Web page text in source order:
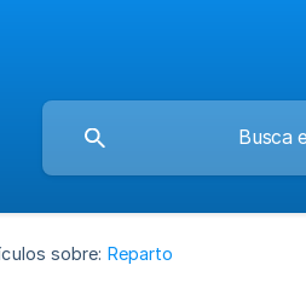
sobre: Reparto